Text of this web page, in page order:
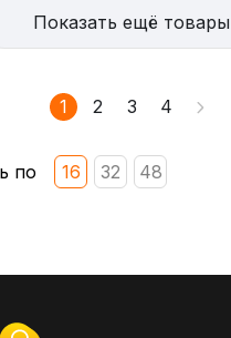
Показать ещё товары
1 2 3 4
по 16 32 48